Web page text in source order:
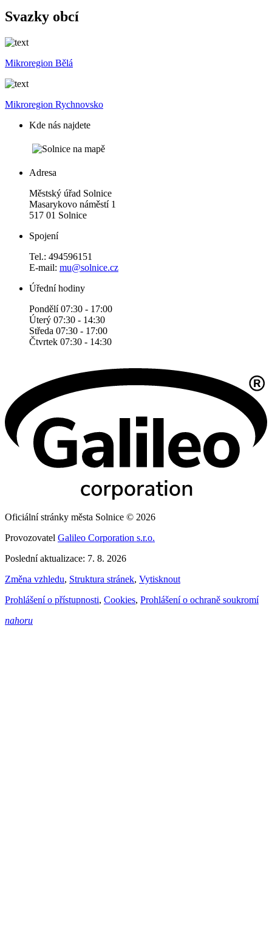
Svazky obcí
Mikroregion Bělá
Mikroregion Rychnovsko
Kde nás najdete
Adresa
Městský úřad Solnice
Masarykovo náměstí 1
517 01 Solnice
Spojení
Tel.: 494596151
E-mail: mu@solnice.cz
Úřední hodiny
Pondělí 07:30 - 17:00
Úterý 07:30 - 14:30
Středa 07:30 - 17:00
Čtvrtek 07:30 - 14:30
Oficiální stránky města Solnice © 2026
Provozovatel Galileo Corporation s.r.o.
Poslední aktualizace: 7. 8. 2026
Změna vzhledu, Struktura stránek, Vytisknout
Prohlášení o přístupnosti, Cookies, Prohlášení o ochraně soukromí
nahoru